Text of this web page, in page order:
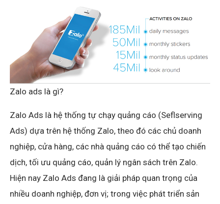
Zalo ads là gì?
Zalo Ads là hệ thống tự chạy quảng cáo (Seflserving
Ads) dựa trên hệ thống Zalo, theo đó các chủ doanh
nghiệp, cửa hàng, các nhà quảng cáo có thể tạo chiến
dịch, tối ưu quảng cáo, quản lý ngân sách trên Zalo.
Hiện nay Zalo Ads đang là giải pháp quan trọng của
nhiều doanh nghiệp, đơn vị; trong việc phát triển sản